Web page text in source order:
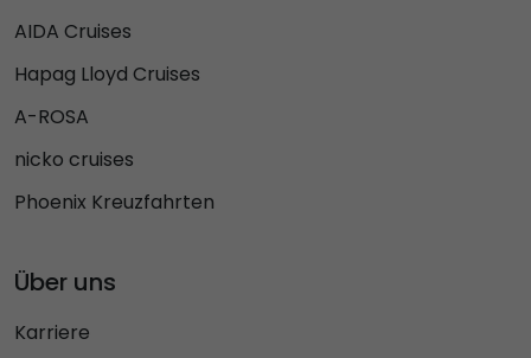
AIDA Cruises
Hapag Lloyd Cruises
A-ROSA
nicko cruises
Phoenix Kreuzfahrten
Über uns
Karriere